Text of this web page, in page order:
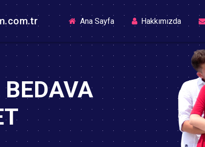
Ana Sayfa(current)Hakkımızda